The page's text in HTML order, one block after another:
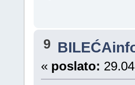
9
« poslato: